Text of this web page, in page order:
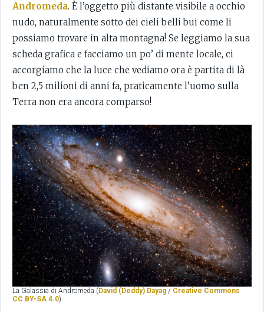
Andromeda. È l’oggetto più distante visibile a occhio
nudo, naturalmente sotto dei cieli belli bui come li
possiamo trovare in alta montagna! Se leggiamo la sua
scheda grafica e facciamo un po’ di mente locale, ci
accorgiamo che la luce che vediamo ora è partita di là
ben 2,5 milioni di anni fa, praticamente l’uomo sulla
Terra non era ancora comparso!
La Galassia di Andromeda ( David (Deddy) Dayag / Creative Commons
CC BY-SA 4.0)